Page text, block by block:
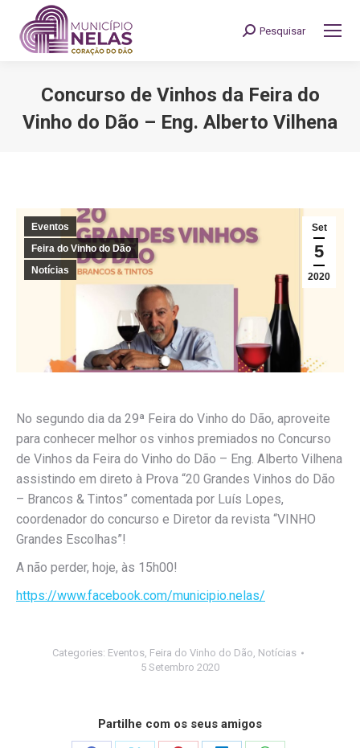
Search:
Pesquisar
Concurso de Vinhos da Feira do
Vinho do Dão – Eng. Alberto Vilhena
Set
5
2020
Eventos
Feira do Vinho do Dão
Notícias
No segundo dia da 29ª Feira do Vinho do Dão, aproveite
para conhecer melhor os vinhos premiados no Concurso
de Vinhos da Feira do Vinho do Dão – Eng. Alberto Vilhena
assistindo em direto à Prova “20 Grandes Vinhos do Dão
– Brancos & Tintos” comentada por Luís Lopes,
coordenador do concurso e Diretor da revista “VINHO
Grandes Escolhas”!
A não perder, hoje, às 15h00!
https://www.facebook.com/municipio.nelas/
Categories: Eventos, Feira do Vinho do Dão, Notícias
5 Setembro 2020
Partilhe com os seus amigos